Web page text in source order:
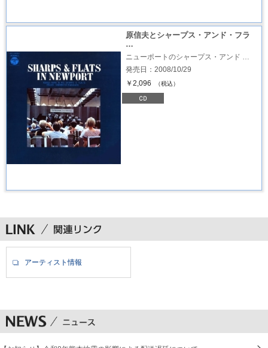
原信夫とシャープス・アンド・フラ
…
ニューポートのシャープス・アンド …
発売日：2008/10/29
￥2,096
（税込）
アーティスト情報